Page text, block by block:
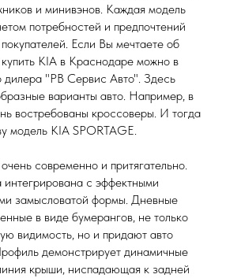
и минивэнов. Каждая модель
потребностей и предпочтений
Если Вы мечтаете об
KIA в Краснодаре можно в
дилера "РВ Сервис Авто". Здесь
варианты авто. Например, в
востребованы кроссоверы. И тогда
модель KIA SPORTAGE.
современно и притягательно.
с эффектными
замысловатой формы. Дневные
в виде бумерангов, не только
видимость, но и придают авто
демонстрирует динамичные
крыши, ниспадающая к задней